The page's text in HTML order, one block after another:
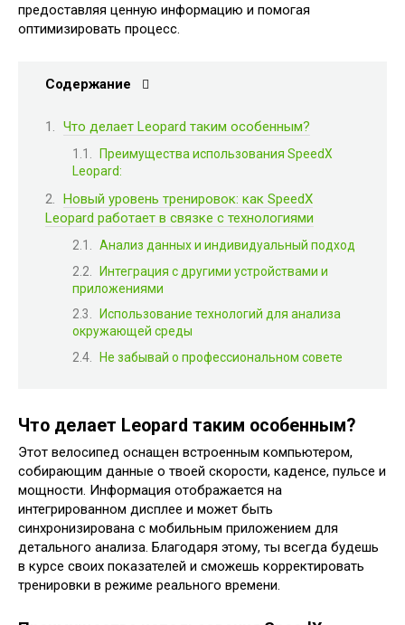
предоставляя ценную информацию и помогая
оптимизировать процесс.
Содержание
Что делает Leopard таким особенным?
Преимущества использования SpeedX
Leopard:
Новый уровень тренировок: как SpeedX
Leopard работает в связке с технологиями
Анализ данных и индивидуальный подход
Интеграция с другими устройствами и
приложениями
Использование технологий для анализа
окружающей среды
Не забывай о профессиональном совете
Что делает Leopard таким особенным?
Этот велосипед оснащен встроенным компьютером,
собирающим данные о твоей скорости, каденсе, пульсе и
мощности. Информация отображается на
интегрированном дисплее и может быть
синхронизирована с мобильным приложением для
детального анализа. Благодаря этому, ты всегда будешь
в курсе своих показателей и сможешь корректировать
тренировки в режиме реального времени.